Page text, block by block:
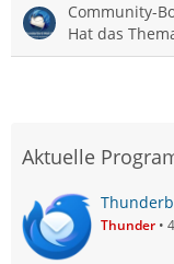
Community-
Hat das
Aktuelle
Thunder